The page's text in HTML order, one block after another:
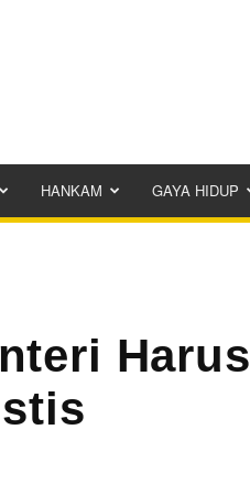
HANKAM GAYA HIDUP
Harus